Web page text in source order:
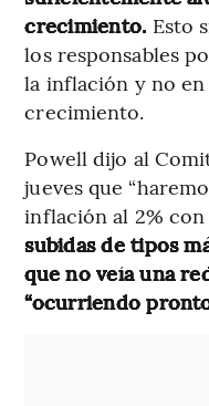
crecimiento. Esto
los responsables
la inflación y no
crecimiento.
Powell dijo al
jueves que
inflación al 2% con
subidas de tipos
que no veía una
“ocurriendo